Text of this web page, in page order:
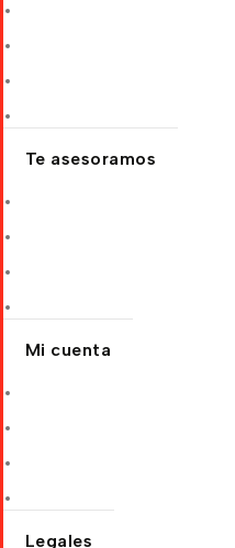
Te asesoramos
Mi cuenta
Legales